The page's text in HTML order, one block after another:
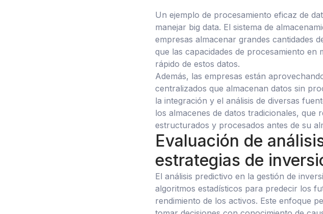
Un ejemplo de procesamiento eficaz de
manejar big data. El sistema de
empresas almacenar grandes cantidades
que las capacidades de procesamiento en
rápido de estos datos.
Además, las empresas están
centralizados que almacenan datos sin
la integración y el análisis de diversas
los almacenes de datos tradicionales, que
estructurados y procesados antes de su
Evaluación de
estrategias de
El análisis predictivo en la gestión de
algoritmos estadísticos para predecir los
rendimiento de los activos. Este enfoque